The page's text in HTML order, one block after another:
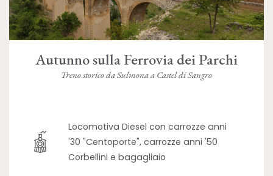
Autunno sulla Ferrovia dei Parchi
Treno storico da Sulmona a Castel di Sangro
Locomotiva Diesel con carrozze anni
'30 "Centoporte", carrozze anni '50
Corbellini e bagagliaio